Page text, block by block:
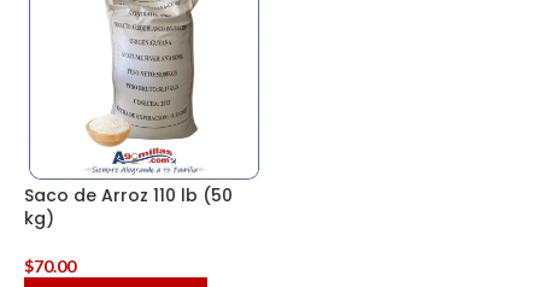
Saco de Arroz 110 lb (50
kg)
$70.00